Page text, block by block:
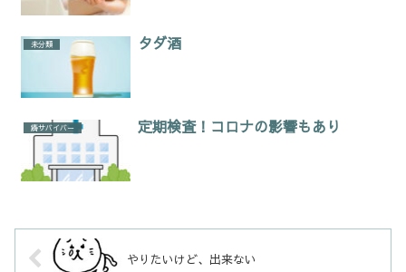
未分類 タダ酒
癌サバイバー 定期検査！コロナの影響もあり
やりたいけど、出来ない